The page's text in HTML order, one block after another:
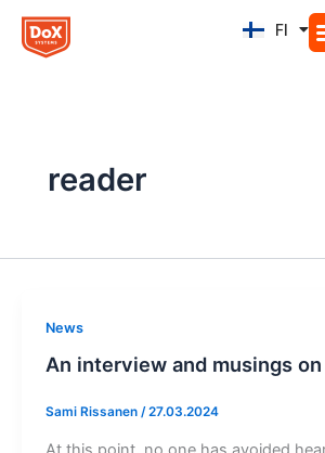
Siirry
sisältöön
FI
EN
reader
News
An interview and musings on
Sami Rissanen /27.03.2024